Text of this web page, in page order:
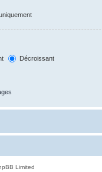
Décroissant
Limited